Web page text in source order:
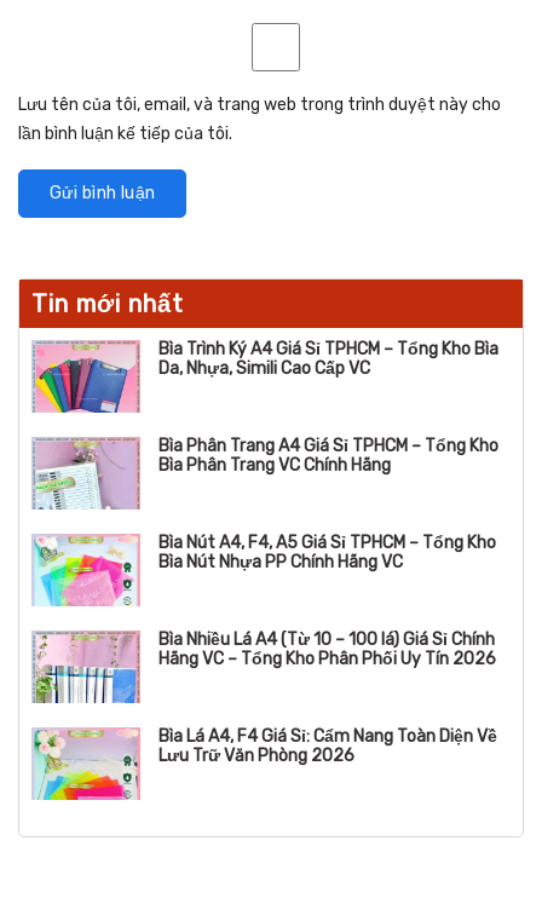
Lưu tên của tôi, email, và trang web trong trình duyệt này cho
lần bình luận kế tiếp của tôi.
Tin mới nhất
Bìa Trình Ký A4 Giá Sỉ TPHCM – Tổng Kho Bìa
Da, Nhựa, Simili Cao Cấp VC
Bìa Phân Trang A4 Giá Sỉ TPHCM – Tổng Kho
Bìa Phân Trang VC Chính Hãng
Bìa Nút A4, F4, A5 Giá Sỉ TPHCM – Tổng Kho
Bìa Nút Nhựa PP Chính Hãng VC
Bìa Nhiều Lá A4 (Từ 10 – 100 lá) Giá Sỉ Chính
Hãng VC – Tổng Kho Phân Phối Uy Tín 2026
Bìa Lá A4, F4 Giá Sỉ: Cẩm Nang Toàn Diện Về
Lưu Trữ Văn Phòng 2026